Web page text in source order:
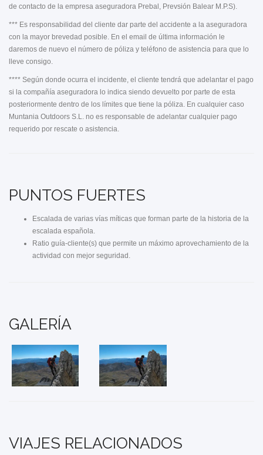
de contacto de la empresa aseguradora Prebal, Prevsión Balear M.P.S).
*** Es responsabilidad del cliente dar parte del accidente a la aseguradora
con la mayor brevedad posible. En el email de última información le
daremos de nuevo el número de póliza y teléfono de asistencia para que lo
lleve consigo.
**** Según donde ocurra el incidente, el cliente tendrá que adelantar el pago
si la compañía aseguradora lo indica siendo devuelto por parte de esta
posteriormente dentro de los límites que tiene la póliza. En cualquier caso
Muntania Outdoors S.L. no es responsable de adelantar cualquier pago
requerido por rescate o asistencia.
PUNTOS FUERTES
Escalada de varias vías míticas que forman parte de la historia de la
escalada española.
Ratio guía-cliente(s) que permite un máximo aprovechamiento de la
actividad con mejor seguridad.
GALERÍA
VIAJES RELACIONADOS